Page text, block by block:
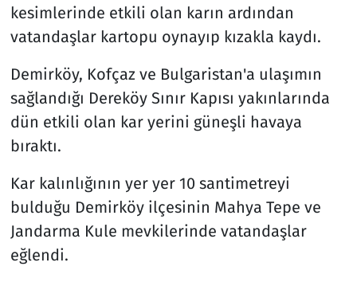
kesimlerinde etkili olan karın ardından
vatandaşlar kartopu oynayıp kızakla kaydı.
Demirköy, Kofçaz ve Bulgaristan'a ulaşımın
sağlandığı Dereköy Sınır Kapısı yakınlarında
dün etkili olan kar yerini güneşli havaya
bıraktı.
Kar kalınlığının yer yer 10 santimetreyi
bulduğu Demirköy ilçesinin Mahya Tepe ve
Jandarma Kule mevkilerinde vatandaşlar
eğlendi.
Savunma Sanayi
Spor
Teknoloji ve Bilim
Televizyon